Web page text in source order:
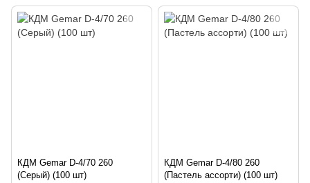
КДМ Gemar D-4/70 260
(Серый) (100 шт)
КДМ Gemar D-4/80 260
(Пастель ассорти) (100 шт)